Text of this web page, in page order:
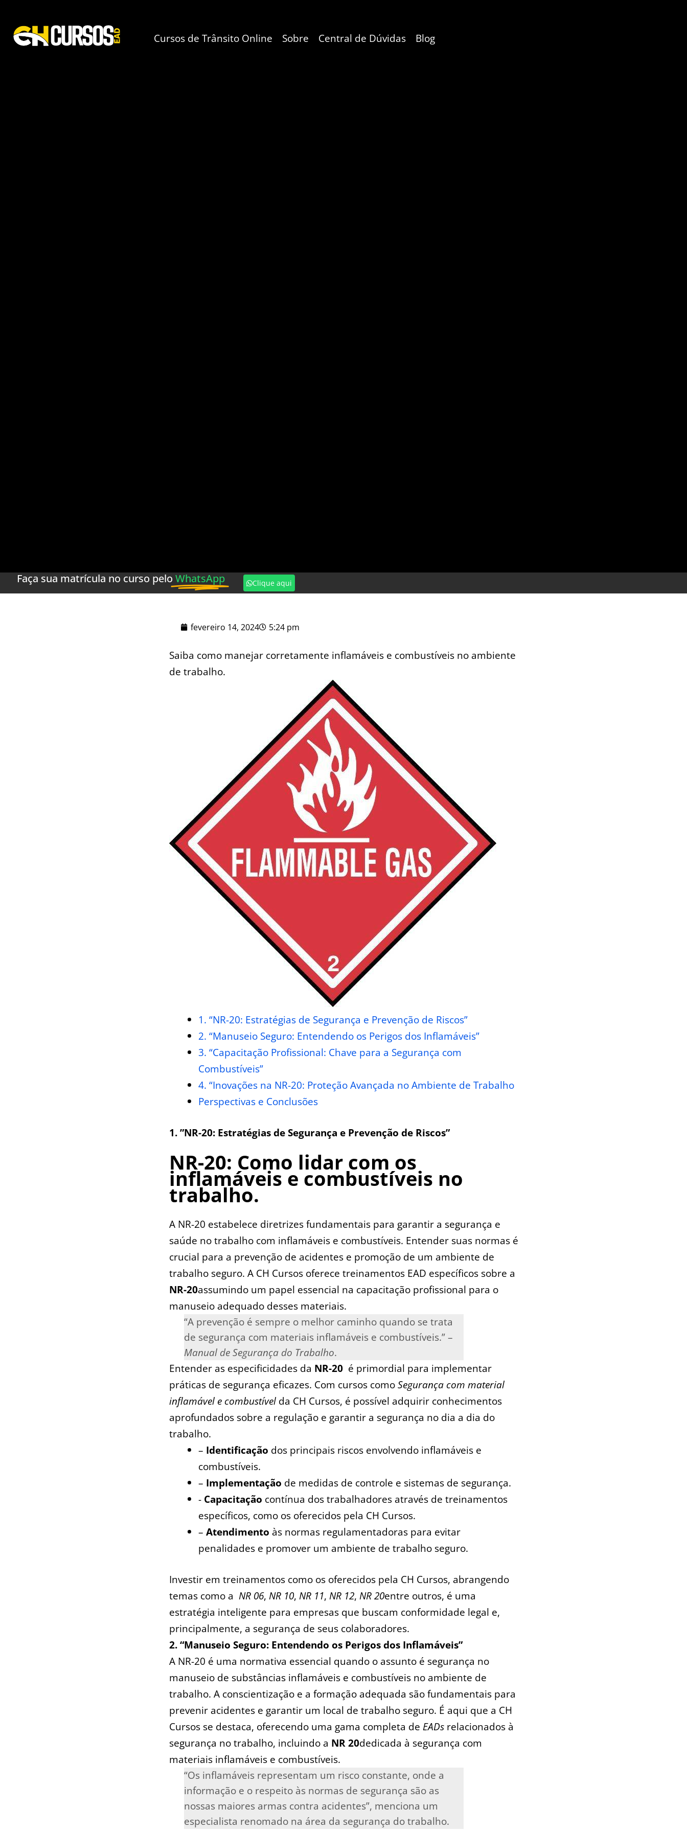
Cursos de Trânsito Online Sobre Central de Dúvidas Blog
Faça sua matrícula no curso pelo WhatsApp Clique aqui
fevereiro 14, 2024 5:24 pm
Saiba como ⁢manejar corretamente inflamáveis e combustíveis no ambiente
de ‍trabalho.
1. “NR-20: ⁢Estratégias de Segurança e Prevenção de Riscos”
2. “Manuseio Seguro: Entendendo os⁣ Perigos dos Inflamáveis”
3. “Capacitação Profissional: Chave para a Segurança com
Combustíveis”
4. “Inovações‍ na​ NR-20: Proteção ⁢Avançada no Ambiente de Trabalho
Perspectivas e Conclusões
1. ⁢”NR-20: Estratégias de Segurança e ⁣Prevenção de Riscos”
NR-20: Como ⁢lidar com ​os‍
inflamáveis e combustíveis no
trabalho.
A ⁤NR-20 estabelece diretrizes fundamentais para garantir​ a segurança e
saúde no trabalho com inflamáveis‍ e ‍combustíveis. ⁤Entender ‍suas normas é
crucial para a prevenção de⁣ acidentes e ‍promoção de um ambiente de
trabalho seguro. A‍ CH Cursos oferece treinamentos EAD específicos ⁢sobre a
NR-20assumindo‍ um ⁢papel essencial na‍ capacitação profissional para o
manuseio adequado desses ⁣materiais.
“A prevenção é sempre o melhor caminho‍ quando ‌se‍ trata
de segurança com materiais ‌inflamáveis ⁣e combustíveis.”⁤ –
Manual de Segurança‌ do Trabalho.
Entender as especificidades da NR-20​ é primordial para implementar
práticas de segurança eficazes. Com cursos comoSegurança com⁣ material
inflamável e combustívelda CH⁤ Cursos, é possível adquirir conhecimentos‍
aprofundados sobre‍ a regulação e garantir a segurança no dia ​a ⁣dia do
trabalho.
– Identificação dos principais riscos envolvendo inflamáveis e
combustíveis.
– Implementação de medidas de controle e‌ sistemas de segurança.
-‌ Capacitação contínua dos trabalhadores através de treinamentos
específicos, ​como ⁤os oferecidos ⁤pela CH​ Cursos.
–Atendimento às normas regulamentadoras para⁤ evitar‍
penalidades ⁢e promover um⁣ ambiente de trabalho seguro.
Investir em ⁤treinamentos como os oferecidos‍ pela CH Cursos, abrangendo
temas​ como a ⁣ NR 06, NR 10, NR ⁣11, NR 12, NR ⁤20entre outros, é uma
estratégia inteligente para empresas que buscam conformidade​ legal e,
‍principalmente, a segurança de ⁣seus‌ colaboradores.
2.⁢ “Manuseio Seguro: Entendendo ⁢os Perigos dos Inflamáveis”
A NR-20 é uma normativa ⁤essencial‍ quando ‍o assunto é​ segurança no
manuseio de‍ substâncias inflamáveis‍ e combustíveis​ no ⁤ambiente de
trabalho. A conscientização e‌ a formação adequada são fundamentais para
prevenir ‌acidentes e garantir um local⁤ de trabalho seguro. É ⁤aqui que ‍a CH
Cursos ⁣se destaca,⁤ oferecendo‍ uma gama completa de EADsrelacionados⁢ à
segurança ⁤no trabalho, incluindo a NR 20dedicada à segurança com
materiais⁣ inflamáveis ⁤e combustíveis.
“Os inflamáveis representam um‌ risco constante,⁢ onde a
informação ‌e​ o respeito às normas ‍de ⁣segurança⁤ são⁤ as
nossas maiores armas⁤ contra acidentes”, menciona um
especialista⁣ renomado⁢ na área da‌ segurança‌ do trabalho.